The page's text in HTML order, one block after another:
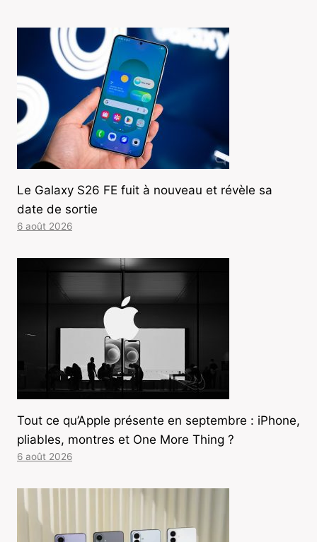
Le Galaxy S26 FE fuit à nouveau et révèle sa
date de sortie
6 août 2026
Tout ce qu’Apple présente en septembre : iPhone,
pliables, montres et One More Thing ?
6 août 2026